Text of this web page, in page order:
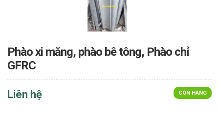
Phào xi măng, phào bê tông, Phào chỉ
GFRC
CÒN HÀNG
Liên hệ